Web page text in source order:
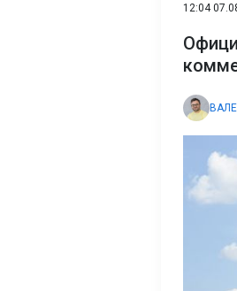
12:04